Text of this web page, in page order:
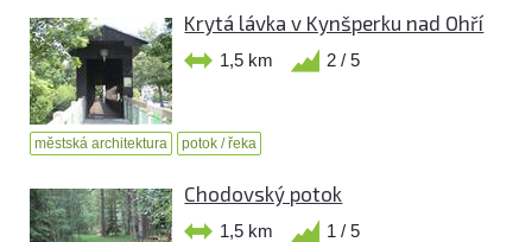
Krytá lávka v Kynšperku nad Ohří
1,5 km 2 / 5
městská architektura potok / řeka
Chodovský potok
1,5 km 1 / 5